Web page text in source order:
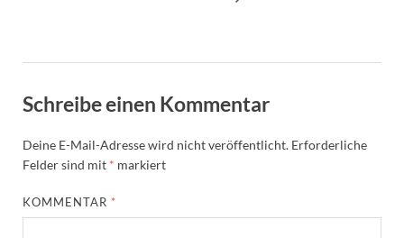
Schreibe einen Kommentar
Deine E-Mail-Adresse wird nicht veröffentlicht. Erforderliche
Felder sind mit * markiert
KOMMENTAR *